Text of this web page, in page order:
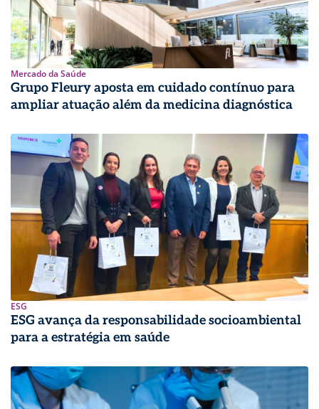
Mercado da Saúde
Grupo Fleury aposta em cuidado contínuo para
ampliar atuação além da medicina diagnóstica
ESG
ESG avança da responsabilidade socioambiental
para a estratégia em saúde